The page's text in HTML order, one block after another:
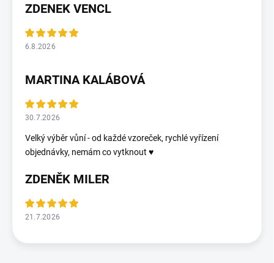
ZDENEK VENCL
6.8.2026
MARTINA KALÁBOVÁ
30.7.2026
Velký výběr vůní - od každé vzoreček, rychlé vyřízení
objednávky, nemám co vytknout ♥️
ZDENĚK MILER
21.7.2026